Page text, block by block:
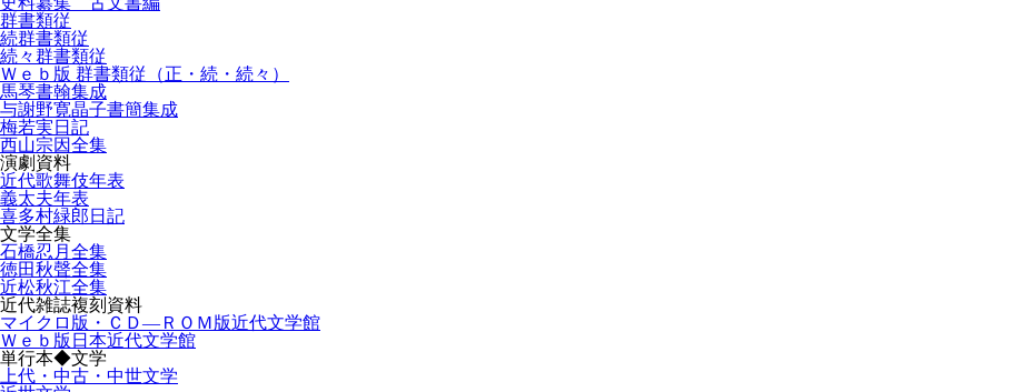
群書類従
続群書類従
続々群書類従
Ｗｅｂ版 群書類従（正・続・続々）
馬琴書翰集成
与謝野寛晶子書簡集成
梅若実日記
西山宗因全集
演劇資料
近代歌舞伎年表
義太夫年表
喜多村緑郎日記
文学全集
石橋忍月全集
徳田秋聲全集
近松秋江全集
近代雑誌複刻資料
マイクロ版・ＣＤ―ＲＯＭ版近代文学館
Ｗｅｂ版日本近代文学館
単行本◆文学
上代・中古・中世文学